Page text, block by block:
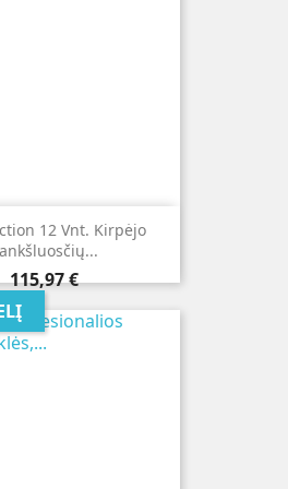
12 Vnt. Kirpėjo
Kaina
115,97 €